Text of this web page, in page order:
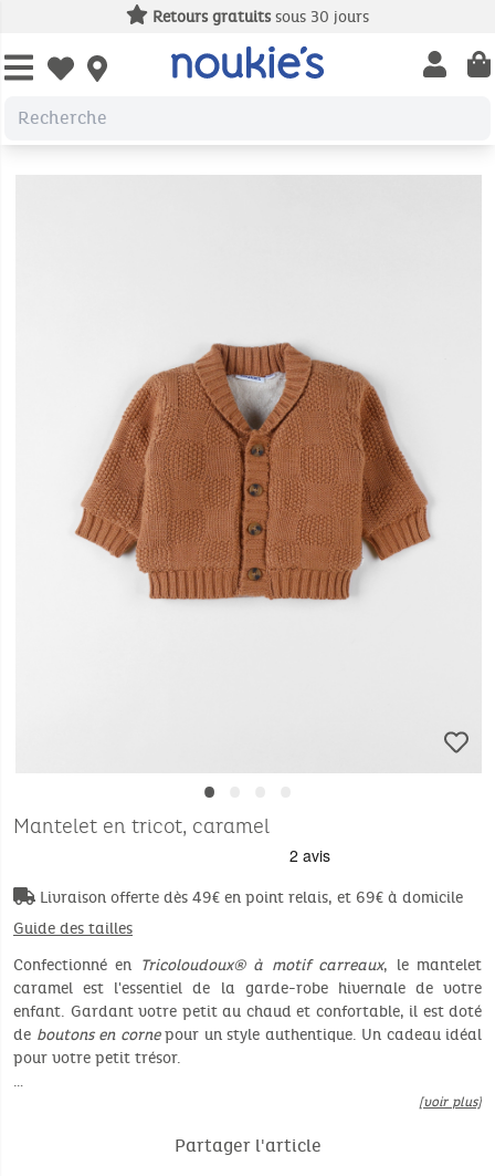
Retours gratuitssous 30 jours
Open wishlist Open
••••
Mantelet en tricot, caramel
Livraison offerte dès 49€ en point relais, et 69€ à domicile
Guide des tailles
Confectionné en Tricoloudoux® à motif carreaux, le mantelet
caramel est l'essentiel de la garde-robe hivernale de votre
enfant. Gardant votre petit au chaud et confortable, il est doté
de boutons en cornepour un style authentique. Un cadeau idéal
pour votre petit trésor.
…
[voir plus]
Partager l'article